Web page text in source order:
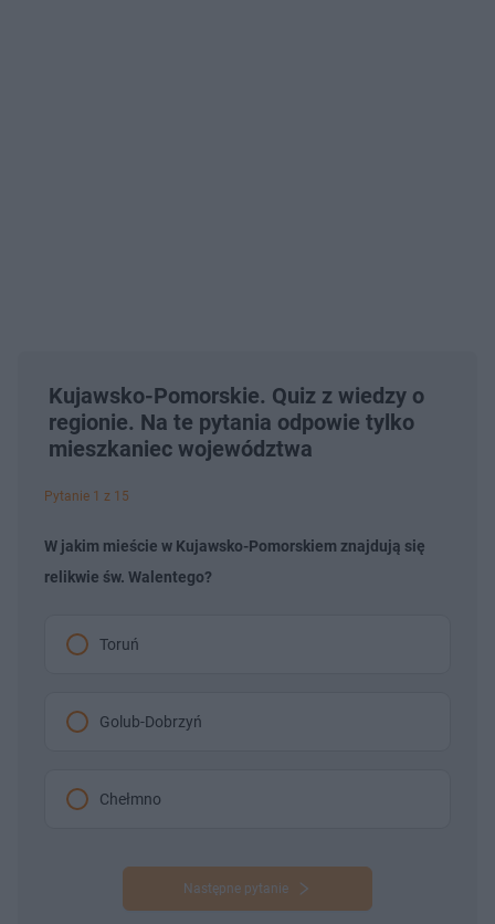
Kujawsko-Pomorskie. Quiz z wiedzy o
regionie. Na te pytania odpowie tylko
mieszkaniec województwa
Pytanie 1 z 15
W jakim mieście w Kujawsko-Pomorskiem znajdują się
relikwie św. Walentego?
Toruń
Golub-Dobrzyń
Chełmno
Następne pytanie